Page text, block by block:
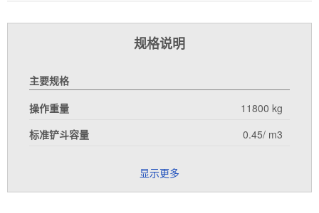
规格说明
主要规格
操作重量
11800 kg
标准铲斗容量
0.45/ m3
显示更多